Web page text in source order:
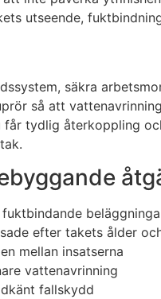
utseende,
säkra
så att
tydlig återkoppling
efter takets ålder
mellan insatserna
vattenavrinning
fallskydd